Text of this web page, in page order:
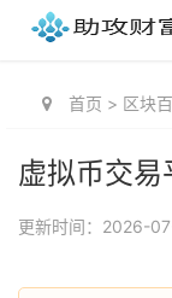
首页 > 区块
虚拟币交易
更新时间：2026-